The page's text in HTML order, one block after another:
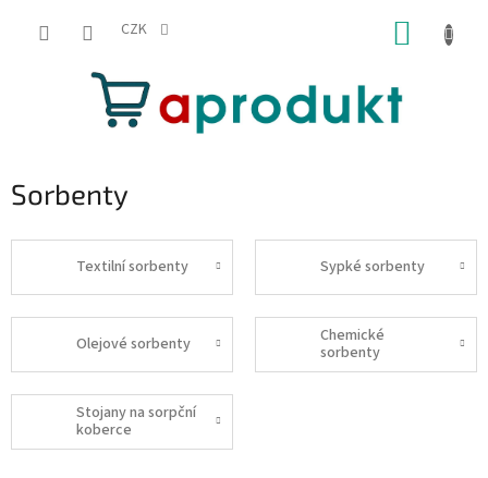
CZK
Sorbenty
Textilní sorbenty Sypké sorbenty
Olejové sorbenty
Chemické
sorbenty
Stojany na sorpční
koberce